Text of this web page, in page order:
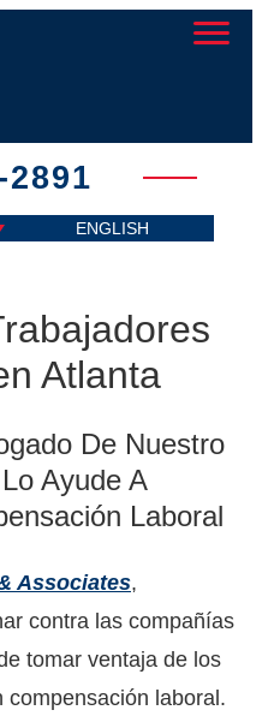
2891
ENGLISH
Atlanta
De Nuestro
Ayude A
Laboral
Associates,
contra las compañías
tomar ventaja de los
compensación laboral.